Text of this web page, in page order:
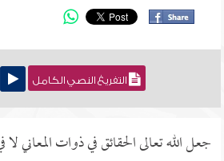
التفريغ النصي الكامل
جعل الله تعالى الحقائق في ذوات المعاني